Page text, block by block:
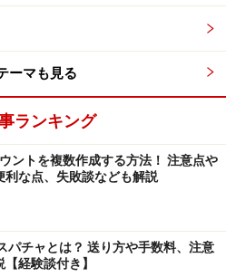
ュール管理は習慣化せ
の予定を管理していた時期も
かうまく続けられませんでし
の理由は大きく2つあったよ
面倒になった
に手間がかかった」こと。
ーマも見る
ランキング
ントを複数作成する方法！ 注意点や
利な点、失敗談なども解説
パチャとは？ 送り方や手数料、注意
経験談付き】